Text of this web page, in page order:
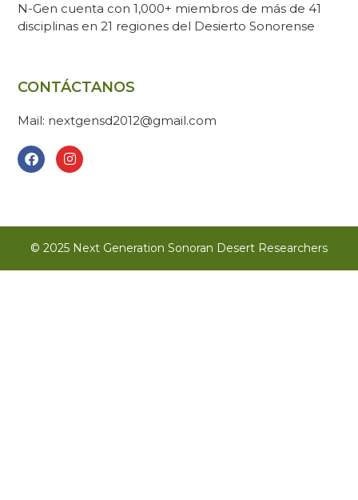
N-Gen cuenta con 1,000+ miembros de más de 41
disciplinas en 21 regiones del Desierto Sonorense
CONTÁCTANOS
Mail: nextgensd2012@gmail.com
© 2025 Next Generation Sonoran Desert Researchers